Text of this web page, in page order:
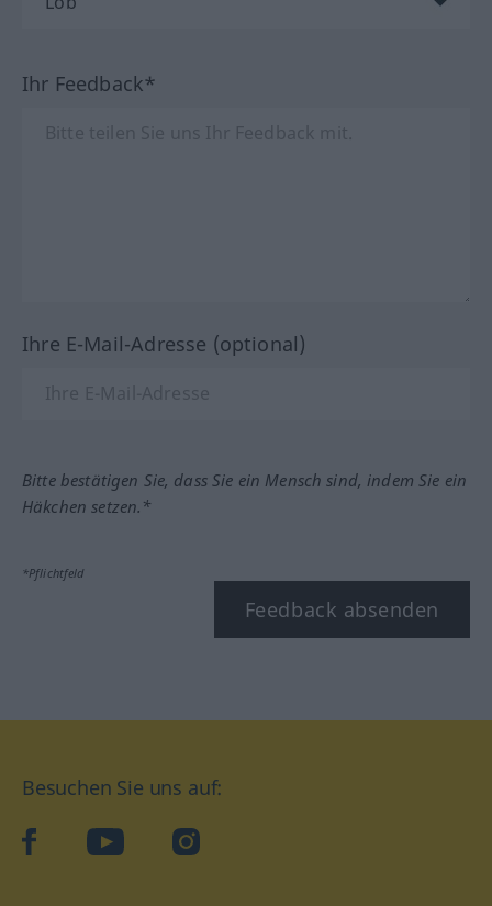
Ihr Feedback*
Ihre E-Mail-Adresse (optional)
Bitte bestätigen Sie, dass Sie ein Mensch sind, indem Sie ein
Häkchen setzen.*
*Pflichtfeld
Feedback absenden
Besuchen Sie uns auf:
facebookYouTube Instagram